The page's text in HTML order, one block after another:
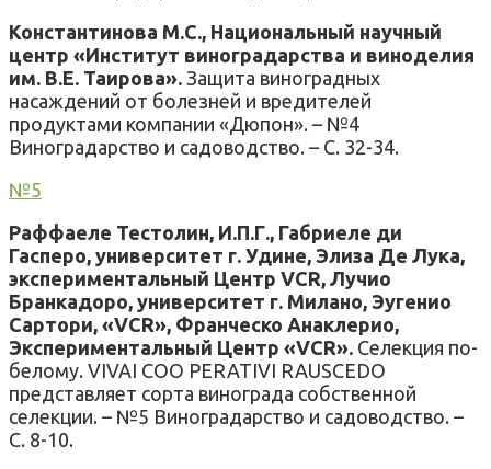
Константинова М.С., Национальный научный
центр «Институт виноградарства и виноделия
им. В.Е. Таирова». Защита виноградных
насаждений от болезней и вредителей
продуктами компании «Дюпон». – №4
Виноградарство и садоводство. – С. 32-34.
№5
Раффаеле Teстолин, И.П.Г., Габриеле ди
Гасперо, университет г. Удине, Элиза Де Лука,
экспериментальный Центр VCR, Лучио
Бранкадоро, университет г. Милано, Эугенио
Сартори, «VCR», Франческо Анаклерио,
Экспериментальный Центр «VCR». Селекция по-
белому. VIVAI COO PERATIVI RAUSCEDO
представляет сорта винограда собственной
селекции. – №5 Виноградарство и садоводство. –
С. 8-10.